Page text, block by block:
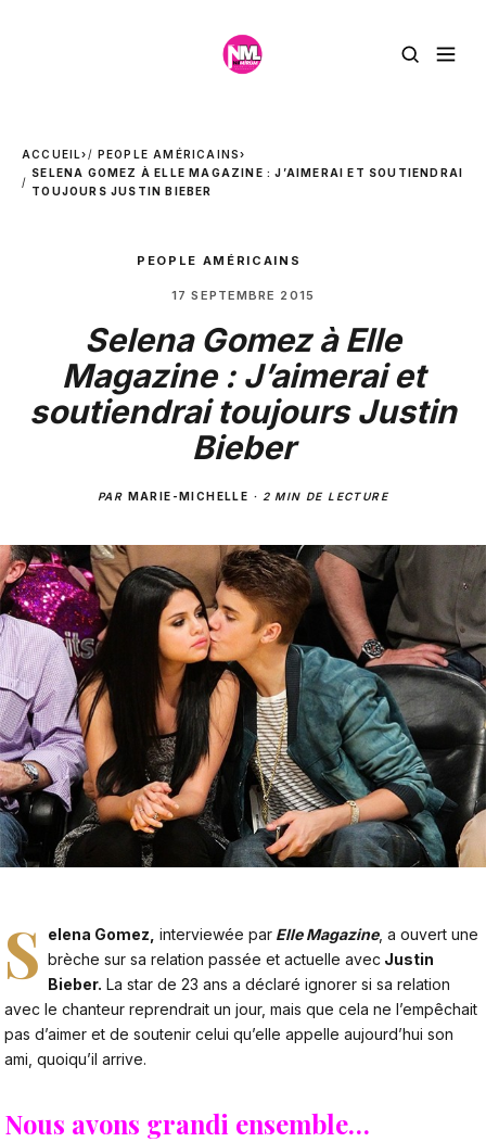
ACCUEIL› PEOPLE AMÉRICAINS›
SELENA GOMEZ À ELLE MAGAZINE : J’AIMERAI ET SOUTIENDRAI
TOUJOURS JUSTIN BIEBER
PEOPLE AMÉRICAINS
17 SEPTEMBRE 2015
Selena Gomez à Elle
Magazine : J’aimerai et
soutiendrai toujours Justin
Bieber
PAR MARIE-MICHELLE · 2 MIN DE LECTURE
S elena Gomez, interviewée par Elle Magazine, a ouvert une
brèche sur sa relation passée et actuelle avec Justin
Bieber. La star de 23 ans a déclaré ignorer si sa relation
avec le chanteur reprendrait un jour, mais que cela ne l’empêchait
pas d’aimer et de soutenir celui qu’elle appelle aujourd’hui son
ami, quoiqu’il arrive.
Nous avons grandi ensemble…